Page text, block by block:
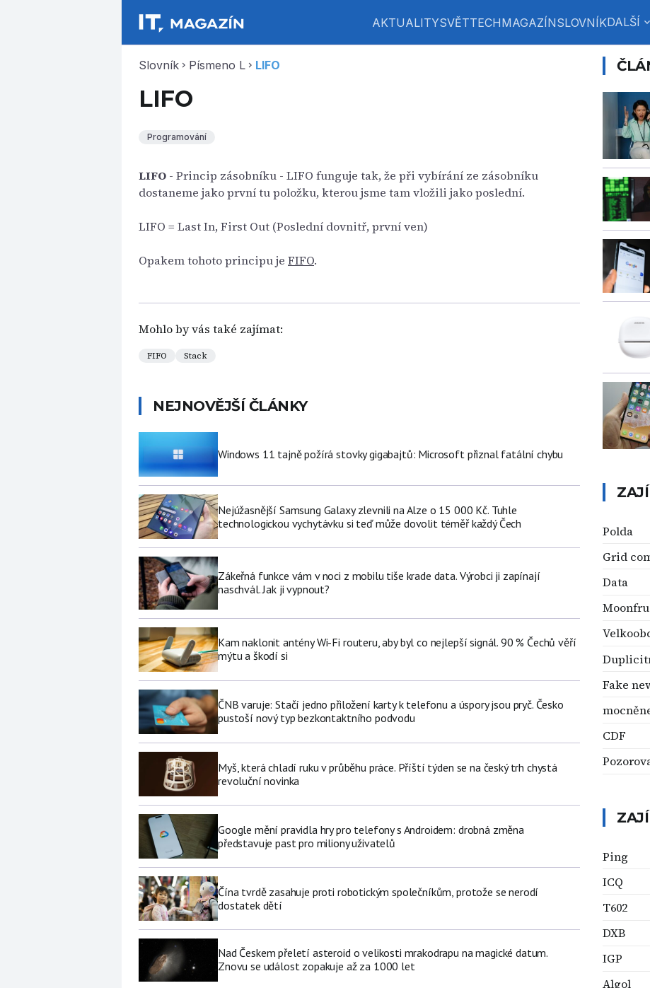
AKTUALITYSVĚTTECHMAGAZÍNSLOVNÍKDALŠÍ expand_more
Slovník chevron_right Písmeno L chevron_right LIFO
LIFO
Programování
LIFO - Princip zásobníku - LIFO funguje tak, že při vybírání ze zásobníku
dostaneme jako první tu položku, kterou jsme tam vložili jako poslední.
LIFO = Last In, First Out (Poslední dovnitř, první ven)
Opakem tohoto principu je FIFO.
Mohlo by vás také zajímat:
FIFO Stack
NEJNOVĚJŠÍ ČLÁNKY
Windows 11 tajně požírá stovky gigabajtů: Microsoft přiznal fatální chybu
Nejúžasnější Samsung Galaxy zlevnili na Alze o 15 000 Kč. Tuhle
technologickou vychytávku si teď může dovolit téměř každý Čech
Zákeřná funkce vám v noci z mobilu tiše krade data. Výrobci ji zapínají
naschvál. Jak ji vypnout?
Kam naklonit antény Wi-Fi routeru, aby byl co nejlepší signál. 90 % Čechů věří
mýtu a škodí si
ČNB varuje: Stačí jedno přiložení karty k telefonu a úspory jsou pryč. Česko
pustoší nový typ bezkontaktního podvodu
Myš, která chladí ruku v průběhu práce. Příští týden se na český trh chystá
revoluční novinka
Google mění pravidla hry pro telefony s Androidem: drobná změna
představuje past pro miliony uživatelů
Čína tvrdě zasahuje proti robotickým společníkům, protože se nerodí
dostatek dětí
Nad Českem přeletí asteroid o velikosti mrakodrapu na magické datum.
Znovu se událost zopakuje až za 1000 let
Polda
Grid
Data
Fake
CDF
Ping
ICQ
T602
DXB
IGP
Algol